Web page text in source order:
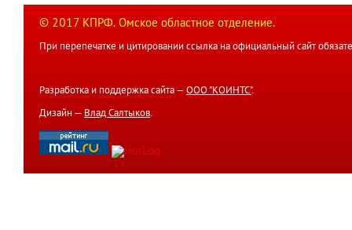
© 2017 КПРФ. Омское областное отделение.
При перепечатке и цитировании ссылка на официальный сайт
Разработка и поддержка сайта — ООО "КОИНТС".
Дизайн — Влад Салтыков.